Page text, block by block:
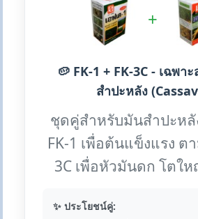
+
🥔 FK-1 + FK-3C - เฉพา
สำปะหลัง
ชุดคู่สำหรับมันสำปะหลั
FK-1 เพื่อต้นแข็งแรง ต
3C เพื่อหัวมันดก โตใ
✨ ประโยชน์คู่: